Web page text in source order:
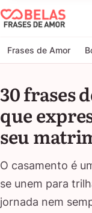
Belas Frases de
Frases de Amor
30 frases
que
seu
O casamento é
se unem para
jornada nem